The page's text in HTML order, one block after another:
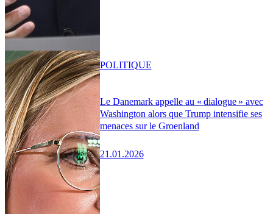
Le Danemark appelle au « dialogue » avec
Washington alors que Trump intensifie ses
menaces sur le Groenland
21.01.2026
POLITIQUE